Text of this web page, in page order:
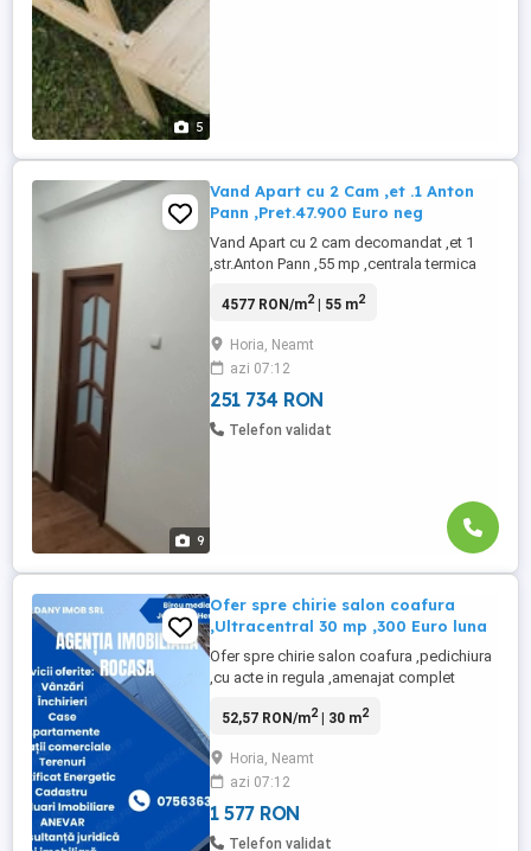
5
9
Vand Apart cu 2 Cam ,et .1 Anton
Pann ,Pret.47.900 Euro neg
Vand Apart cu 2 cam decomandat ,et 1
,str.Anton Pann ,55 mp ,centrala termica
bancar ,bloc de caramida ,izolat exterior
vizionari Tel.0756363686 Dan Herghea
,Ag.Rocasa din Roman
4577 RON/m2| 55 m2
Horia, Neamt
azi 07:12
251 734 RON
Telefon validat
Ofer spre chirie salon coafura
,Ultracentral 30 mp ,300 Euro luna
Ofer spre chirie salon coafura ,pedichiura
,cu acte in regula ,amenajat complet
exterior termic ,acces stradal ,Ultracentral
Tel.0756363686 Dan Herghea ,Ag.Imob
Rocasa din Roman
52,57 RON/m2| 30 m2
Horia, Neamt
azi 07:12
1 577 RON
Telefon validat